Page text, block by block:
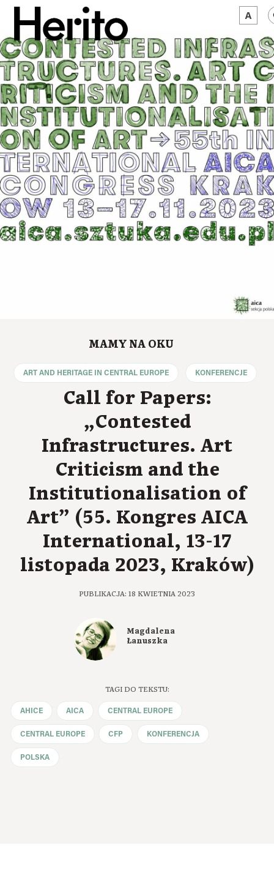
MAGAZYN
MAMY NA OKU
O NAS
JĘZYK: PL
MAMY NA OKU
ART AND HERITAGE IN CENTRAL EUROPE KONFERENCJE
Call for Papers:
„Contested
Infrastructures. Art
Criticism and the
Institutionalisation of
Art” (55. Kongres AICA
International, 13-17
listopada 2023, Kraków)
PUBLIKACJA: 18 KWIETNIA 2023
Magdalena
Łanuszka
TAGI DO TEKSTU:
AHICE AICA CENTRAL EUROPE
CENTRAL EUROPE CFP KONFERENCJA
POLSKA